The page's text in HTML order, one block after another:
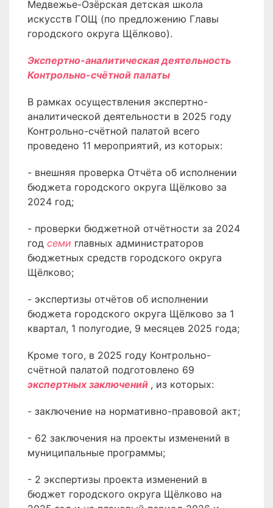
Медвежье-Озёрская детская школа
искусств ГОЩ (по предложению Главы
городского округа Щёлково).
Экспертно-аналитическая деятельность
Контрольно-счётной палаты
В рамках осуществления экспертно-
аналитической деятельности в 2025 году
Контрольно-счётной палатой всего
проведено 11 мероприятий, из которых:
- внешняя проверка Отчёта об исполнении
бюджета городского округа Щёлково за
2024 год;
- проверки бюджетной отчётности за 2024
год семи главных администраторов
бюджетных средств городского округа
Щёлково;
- экспертизы отчётов об исполнении
бюджета городского округа Щёлково за 1
квартал, 1 полугодие, 9 месяцев 2025 года;
Кроме того, в 2025 году Контрольно-
счётной палатой подготовлено 69
экспертных заключений , из которых:
- заключение на нормативно-правовой акт;
- 62 заключения на проекты изменений в
муниципальные программы;
- 2 экспертизы проекта изменений в
бюджет городского округа Щёлково на